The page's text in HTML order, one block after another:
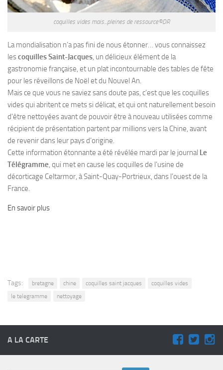
coquilles vides mais...pleines de ressource©DR
La mondialisation n’a pas fini de nous étonner… vous connaissez
lescoquilles Saint-Jacques, un délicieux élément de la
gastronomie française, et un plat incontournable des tables de fête
pour les réveillons de Noël et du Nouvel An.
Mais ce que vous ne saviez sans doute pas, c’est que les coquilles
vides qui abritent ce mets si délicat, et qui ont naturellement besoin
d’être nettoyées avant de pouvoir être à nouveau utilisées comme
récipient de présentation partent par millions vers la Chine, avant
de revenir dans leur pays d’origine.
Cette information étonnante a été révélée mardi par le journal Le
Télégramme, qui met en cause les coquilles de l’usine de
décorticage Celtarmor, à Saint-Quay-Portrieux, dans l’ouest de la
France.
En savoir plus
Tags: bretagne chine coquilles saint jacques
coquilles vides
le telegramme
nettoyage
A LA CARTE